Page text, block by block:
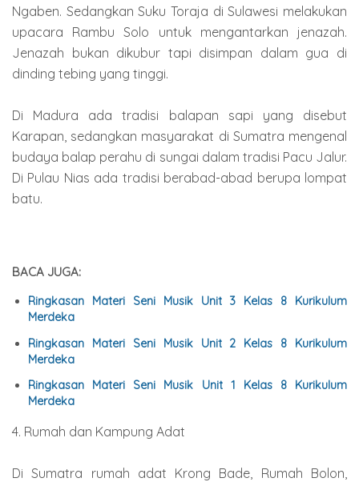
Ngaben. Sedangkan Suku Toraja di Sulawesi melakukan
upacara Rambu Solo untuk mengantarkan jenazah.
Jenazah bukan dikubur tapi disimpan dalam gua di
dinding tebing yang tinggi.
Di Madura ada tradisi balapan sapi yang disebut
Karapan, sedangkan masyarakat di Sumatra mengenal
budaya balap perahu di sungai dalam tradisi Pacu Jalur.
Di Pulau Nias ada tradisi berabad-abad berupa lompat
batu.
BACA JUGA:
Ringkasan Materi Seni Musik Unit 3 Kelas 8 Kurikulum
Merdeka
Ringkasan Materi Seni Musik Unit 2 Kelas 8 Kurikulum
Merdeka
Ringkasan Materi Seni Musik Unit 1 Kelas 8 Kurikulum
Merdeka
4. Rumah dan Kampung Adat
Di Sumatra rumah adat Krong Bade, Rumah Bolon,